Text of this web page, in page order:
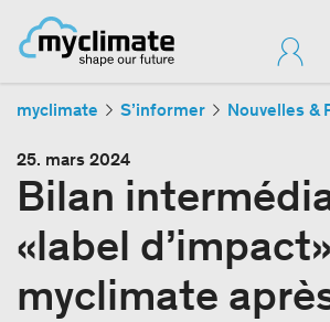
myclimate S’informer Nouvelles &
25. mars 2024
Bilan
«label d’impact»
myclimate